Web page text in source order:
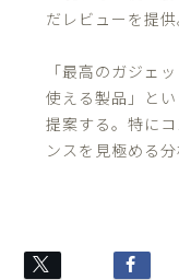
だレビューを提供
「最高のガジェ
使える製品」と
提案する。特に
ンスを見極める分